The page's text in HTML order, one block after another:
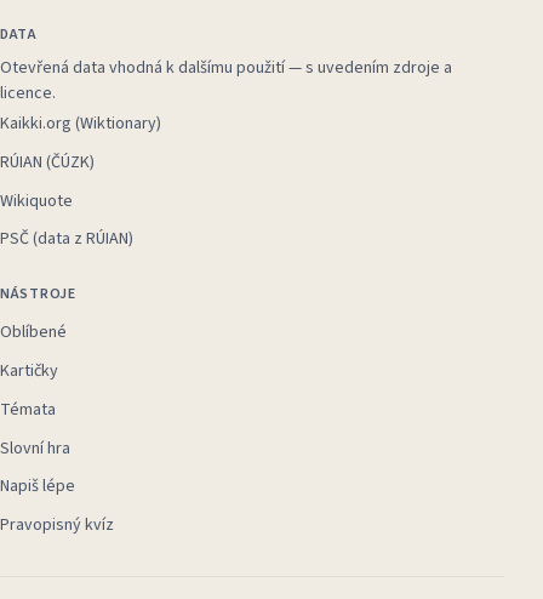
DATA
Otevřená data vhodná k dalšímu použití — s uvedením zdroje a
licence.
Kaikki.org (Wiktionary)
RÚIAN (ČÚZK)
Wikiquote
PSČ (data z RÚIAN)
NÁSTROJE
Oblíbené
Kartičky
Témata
Slovní hra
Napiš lépe
Pravopisný kvíz